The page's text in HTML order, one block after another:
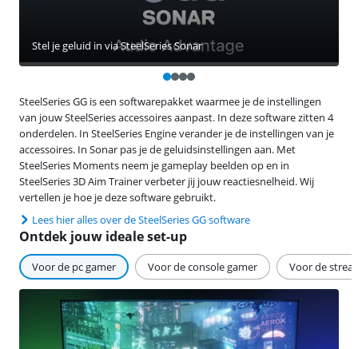
SteelSeries GG is een softwarepakket waarmee je de instellingen
van jouw SteelSeries accessoires aanpast. In deze software zitten 4
onderdelen. In SteelSeries Engine verander je de instellingen van je
accessoires. In Sonar pas je de geluidsinstellingen aan. Met
SteelSeries Moments neem je gameplay beelden op en in
SteelSeries 3D Aim Trainer verbeter jij jouw reactiesnelheid. Wij
vertellen je hoe je deze software gebruikt.
Lees hier alles over de SteelSeries GG software
Stel je geluid in via SteelSeries Sonar
Ontdek jouw ideale set-up
Voor de pc gamer Voor de console gamer Voor de